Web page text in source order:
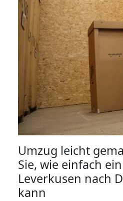
Umzug leicht
Sie, wie einfach
Leverkusen nach
kann